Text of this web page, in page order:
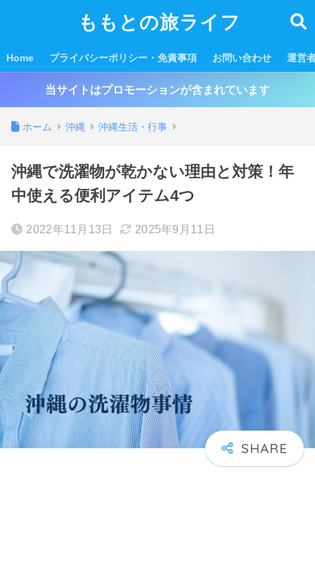
ももとの旅ライフ
Home プライバシーポリシー・免責事項 お問い合わせ 運営
当サイトはプロモーションが含まれています
ホーム 沖縄 沖縄生活・行事
沖縄で洗濯物が乾かない理由と対策！年
中使える便利アイテム4つ
2022年11月13日 2025年9月11日